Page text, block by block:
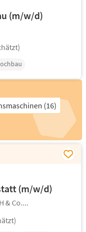
(m/w/d)
(16)
(m/w/d)
& Co....